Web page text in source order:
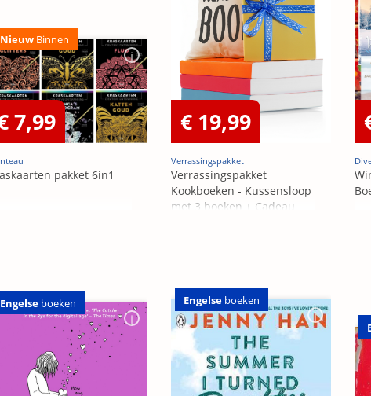
Nieuw Binnen
7,99
pakket 6in1
€ 19,99
Verrassingspakket
Verrassingspakket
Kookboeken - Kussensloop
met 3 boeken + Cadeau
Engelse boeken Engelse boeken